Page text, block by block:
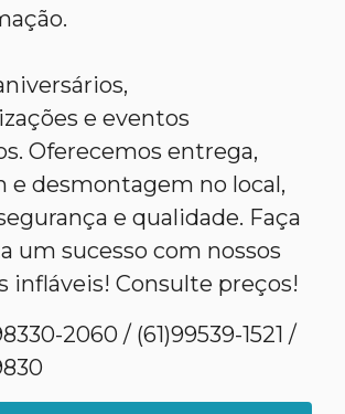
e eventos
Oferecemos entrega,
e desmontagem no local,
e qualidade. Faça
um sucesso com nossos
infláveis! Consulte preços!
2060 / (61)99539-1521 /